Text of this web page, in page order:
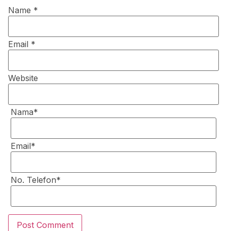
Name *
Email *
Website
Nama*
Email*
No. Telefon*